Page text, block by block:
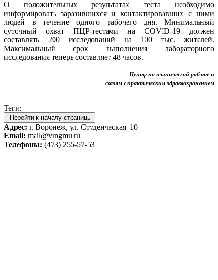
О положительных результатах теста необходимо
информировать заразившихся и контактировавших с ними
людей в течение одного рабочего дня. Минимальный
суточный охват ПЦР-тестами на COVID-19 должен
составлять 200 исследований на 100 тыс. жителей.
Максимальный срок выполнения лабораторного
исследования теперь составляет 48 часов.
Центр по клинической работе и
связям с практическим здравоохранением
Теги:
Перейти к началу страницы
Адрес: г. Воронеж, ул. Студенческая, 10
Email: mail@vrngmu.ru
Телефоны: (473) 255-57-53